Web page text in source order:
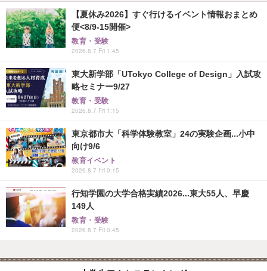
【夏休み2026】すぐ行けるイベント情報おまとめ
便<8/9-15開催>
教育・受験
2026.8.7 Fri 1:45
東大新学部「UTokyo College of Design」入試攻
略セミナー9/27
教育・受験
2026.8.7 Fri 1:15
東京都市大「科学体験教室」24の実験企画...小中
向け9/6
教育イベント
2026.8.7 Fri 0:15
行知学園の大学合格実績2026...東大55人、早慶
149人
教育・受験
2026.8.7 Fri 0:45